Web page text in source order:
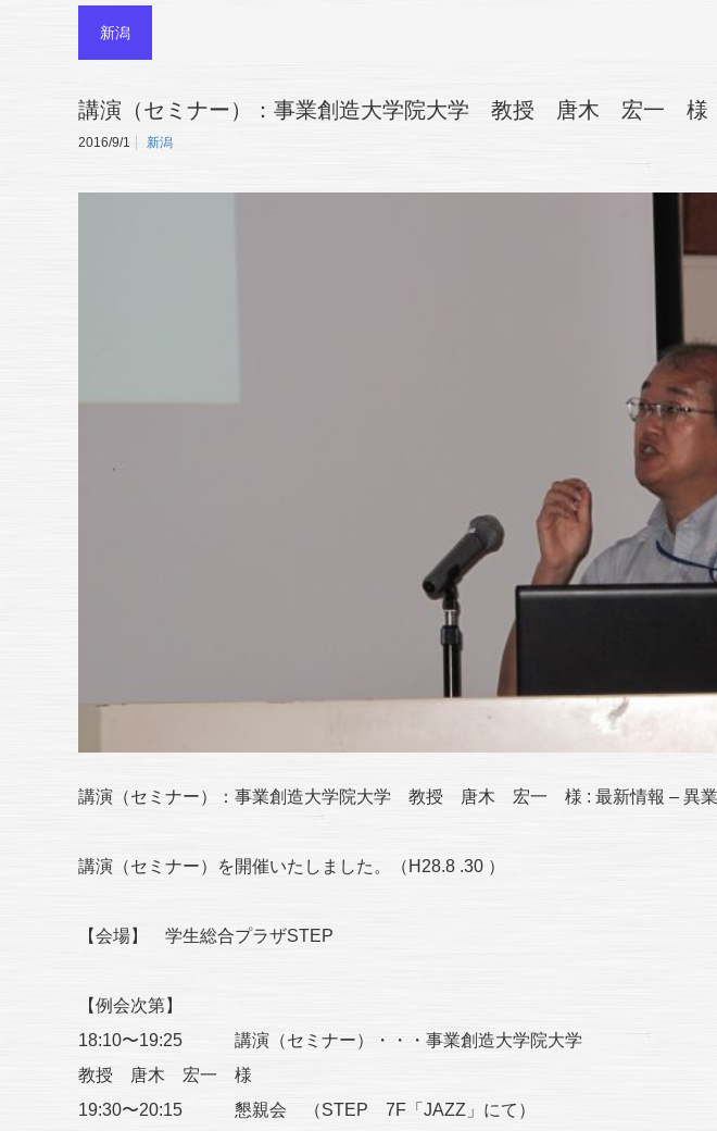
新潟
講演（セミナー）：事業創造大学院大学 教授 唐木 宏一 様
2016/9/1 新潟
講演（セミナー）：事業創造大学院大学 教授 唐木 宏一 様 : 最新情報 – 異業
講演（セミナー）を開催いたしました。（H28.8 .30 ）
【会場】 学生総合プラザSTEP
【例会次第】
18:10〜19:25 講演（セミナー）・・・事業創造大学院大学
教授 唐木 宏一 様
19:30〜20:15 懇親会 （STEP 7F「JAZZ」にて）